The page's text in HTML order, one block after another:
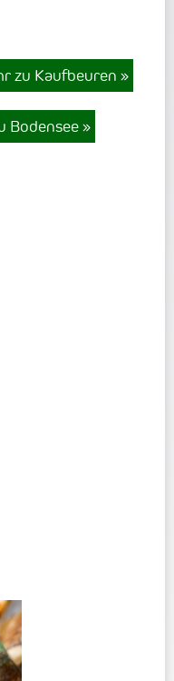
zu Kaufbeuren »
Bodensee»